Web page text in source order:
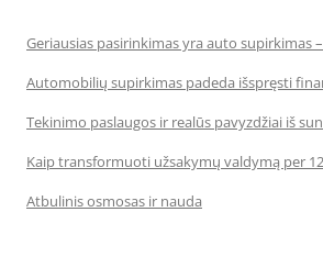
Geriausias pasirinkimas yra auto supirkimas
Automobilių supirkimas padeda išspręsti
Tekinimo paslaugos ir realūs pavyzdžiai iš
Kaip transformuoti užsakymų valdymą per
Atbulinis osmosas ir nauda